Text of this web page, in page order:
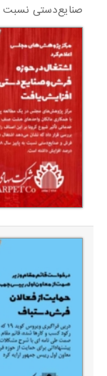
صنایع‌دستی نسبت به پاییز سال